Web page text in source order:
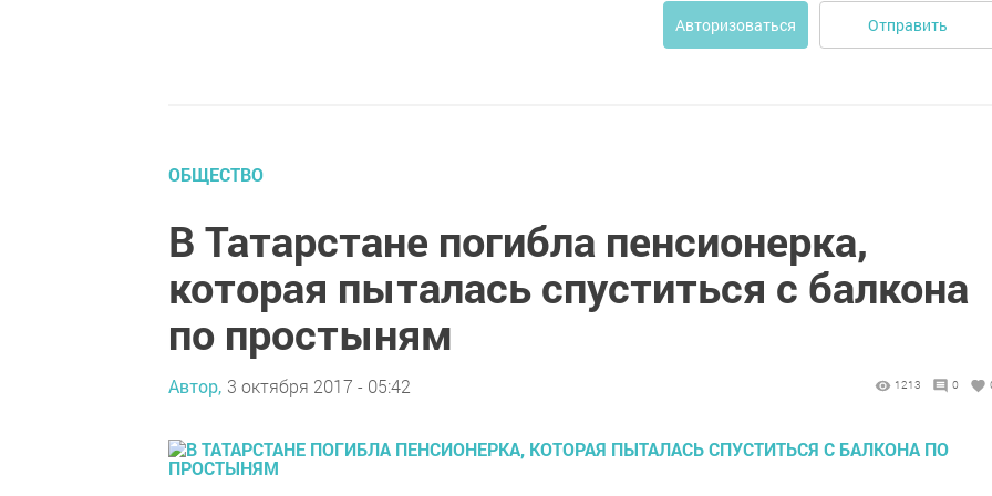
Авторизоваться Отправить
ОБЩЕСТВО
В Татарстане погибла пенсионерка,
которая пыталась спуститься с балкона
по простыням
Автор, 3 октября 2017 - 05:42 1213 0